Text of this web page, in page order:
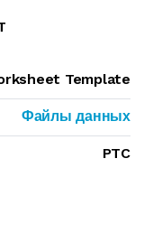
Template
Файлы данных
PTC